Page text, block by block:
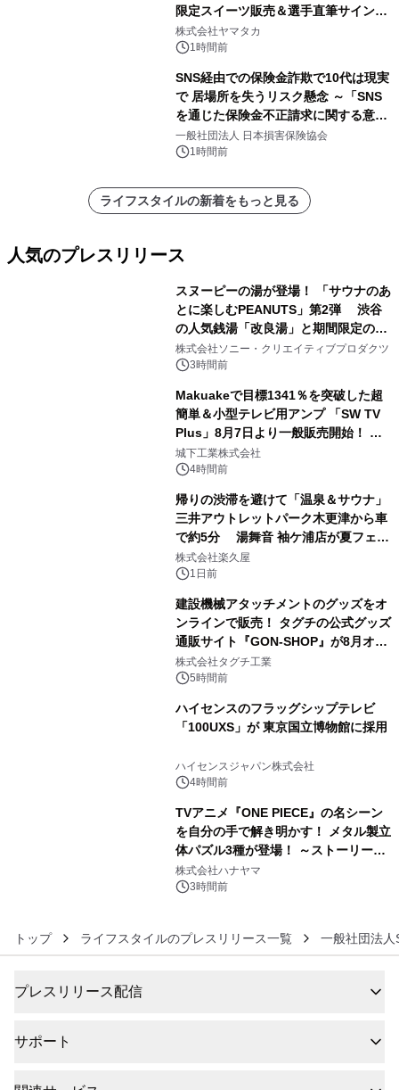
限定スイーツ販売＆選手直筆サイング
ッズが当たる抽選会を 8月8日に開催
株式会社ヤマタカ
1時間前
SNS経由での保険金詐欺で10代は現実
で 居場所を失うリスク懸念 ～「SNS
を通じた保険金不正請求に関する意識
調査」を実施、 認知度の低さも浮き彫
りに～
一般社団法人 日本損害保険協会
1時間前
ライフスタイルの新着をもっと見る
人気のプレスリリース
スヌーピーの湯が登場！ 「サウナのあ
とに楽しむPEANUTS」第2弾 渋谷
の人気銭湯「改良湯」と期間限定のコ
ラボレーション サウナイキタイコラ
ボグッズも発売決定！
株式会社ソニー・クリエイティブプロダクツ
3時間前
Makuakeで目標1341％を突破した超
簡単＆小型テレビ用アンプ 「SW TV
Plus」8月7日より一般販売開始！ ケ
ーブル1本つなぐだけ、テレビの音が
ぐっと豊かに
城下工業株式会社
4時間前
帰りの渋滞を避けて「温泉＆サウナ」
三井アウトレットパーク木更津から車
で約5分 湯舞音 袖ケ浦店が夏フェア
メニューを提供
株式会社楽久屋
1日前
建設機械アタッチメントのグッズをオ
ンラインで販売！ タグチの公式グッズ
通販サイト『GON-SHOP』が8月オー
プン
株式会社タグチ工業
5時間前
ハイセンスのフラッグシップテレビ
「100UXS」が 東京国立博物館に採用
ハイセンスジャパン株式会社
4時間前
TVアニメ『ONE PIECE』の名シーン
を自分の手で解き明かす！ メタル製立
体パズル3種が登場！ ～ストーリーと
ギミックが融合した 大人の体験型パズ
ルが8月7日(金)12時より先行予約受付
株式会社ハナヤマ
3時間前
トップ ライフスタイルのプレスリリース一覧 一般社団法
プレスリリース配信
サポート